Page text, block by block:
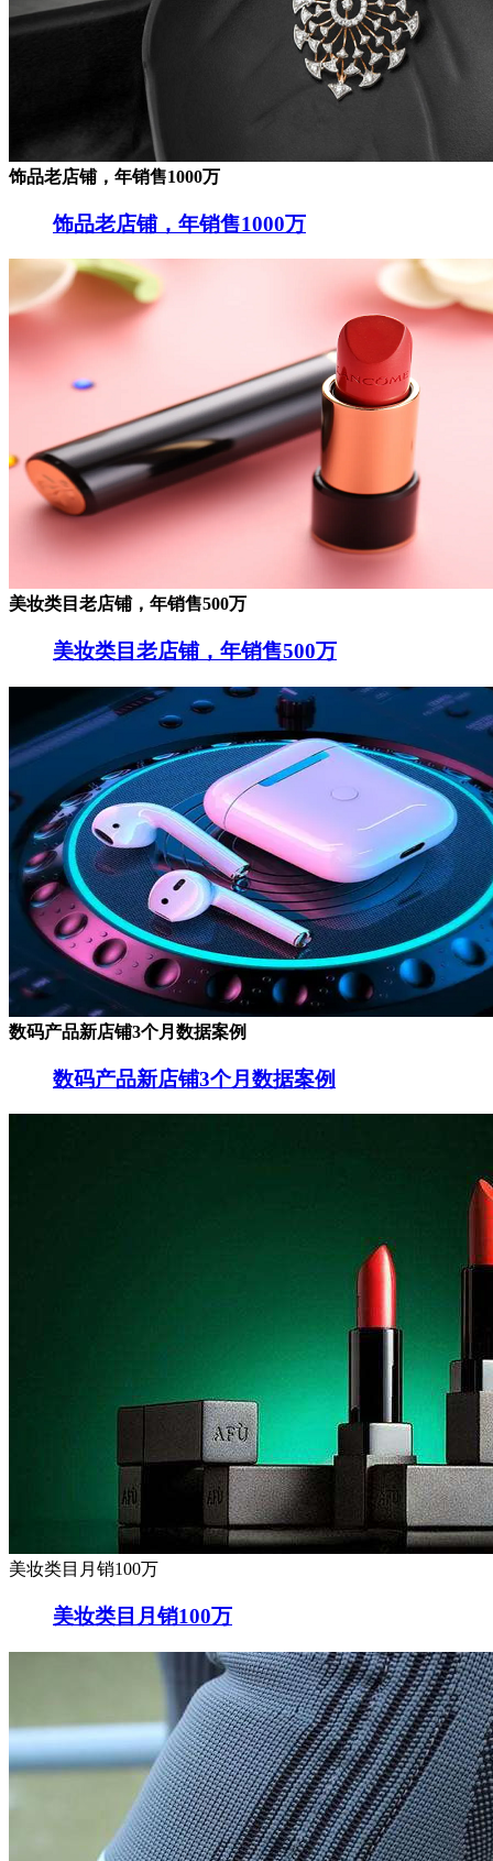
饰品老店铺，年销售1000万
饰品老店铺，年销售1000万
美妆类目老店铺，年销售500万
美妆类目老店铺，年销售500万
数码产品新店铺3个月数据案例
数码产品新店铺3个月数据案例
美妆类目月销100万
美妆类目月销100万